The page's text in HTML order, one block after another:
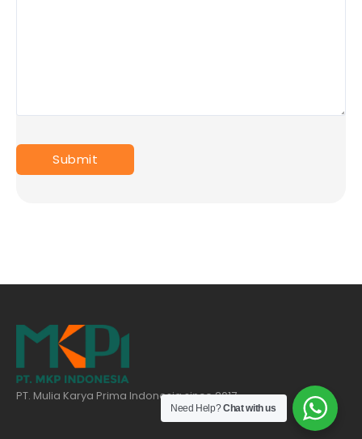
PT. Mulia Karya Prima Indonesia since 2017
Need Help?Chat with us